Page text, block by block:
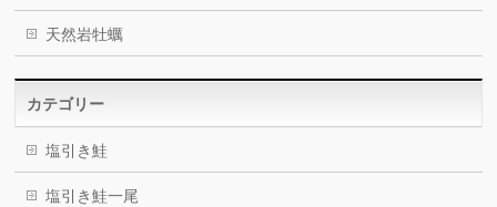
天然岩牡蠣
カテゴリー
塩引き鮭
塩引き鮭一尾